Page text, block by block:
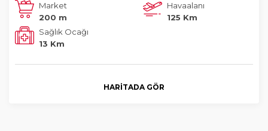
Market
200 m
Havaalanı
125 Km
Sağlık Ocağı
13 Km
HARITADA GÖR